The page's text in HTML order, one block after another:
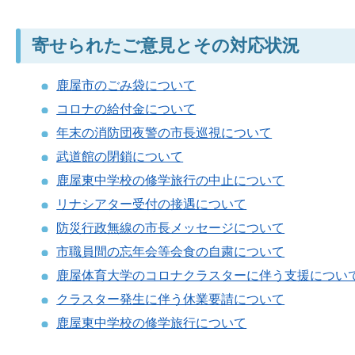
寄せられたご意見とその対応状況
鹿屋市のごみ袋について
コロナの給付金について
年末の消防団夜警の市長巡視について
武道館の閉鎖について
鹿屋東中学校の修学旅行の中止について
リナシアター受付の接遇について
防災行政無線の市長メッセージについて
市職員間の忘年会等会食の自粛について
鹿屋体育大学のコロナクラスターに伴う支援につい
クラスター発生に伴う休業要請について
鹿屋東中学校の修学旅行について